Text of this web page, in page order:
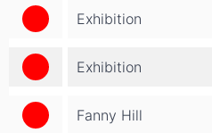
Exhibition
Exhibition
Fanny Hill